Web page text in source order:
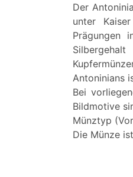
Der
unter
Prägungen
Antoninians
Bei
Bildmotive
Münztyp
Die Münze